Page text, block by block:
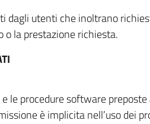
dagli utenti che inoltrano
o la prestazione richiesta.
le procedure software
è implicita nell’uso dei